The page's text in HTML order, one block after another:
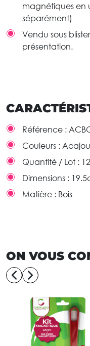
magnétiques en
séparément)
Vendu sous
présentation.
Référence :
Couleurs : Acajou
Quantité / Lot : 12
Dimensions :
Matière : Bois
ON VOUS